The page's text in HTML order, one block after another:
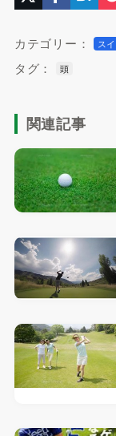
カテゴリー： ス
タグ： 頭
関連記事